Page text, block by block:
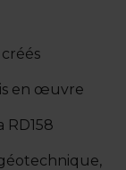
en œuvre